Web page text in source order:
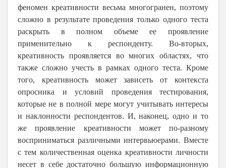
феномен креативности весьма многогранен, поэтому
сложно в результате проведения только одного теста
раскрыть в полном объеме ее проявление
применительно к респонденту. Во-вторых,
креативность проявляется во многих областях, что
также сложно учесть в рамках одного теста. Кроме
того, креативность может зависеть от контекста
опросника и условий проведения тестирования,
которые не в полной мере могут учитывать интересы
и наклонности респондентов. И, наконец, одно и то
же проявление креативности может по-разному
восприниматься различными интервьюерами. Вместе
с тем количественная оценка креативности личности
несет в себе достаточно большую информационную